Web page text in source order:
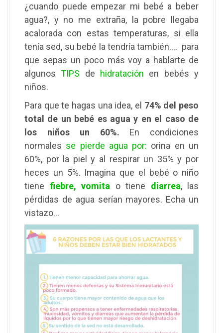
¿cuando puede empezar mi bebé a beber
agua?, y no me extraña, la pobre llegaba
acalorada con estas temperaturas, si ella
tenía sed, su bebé la tendría también…. para
que sepas un poco más voy a hablarte de
algunosTIPS de hidratación en bebés y
niños.
Para que te hagas una idea, el 74% del peso
total de un bebé es agua y en el caso de
los niños un 60%. En condiciones
normales se pierde agua por: orina en un
60%, por la piel y al respirar un 35% y por
heces un 5%. Imagina que el bebé o niño
tiene fiebre, vomita o tiene diarrea, las
pérdidas de agua serían mayores. Echa un
vistazo…